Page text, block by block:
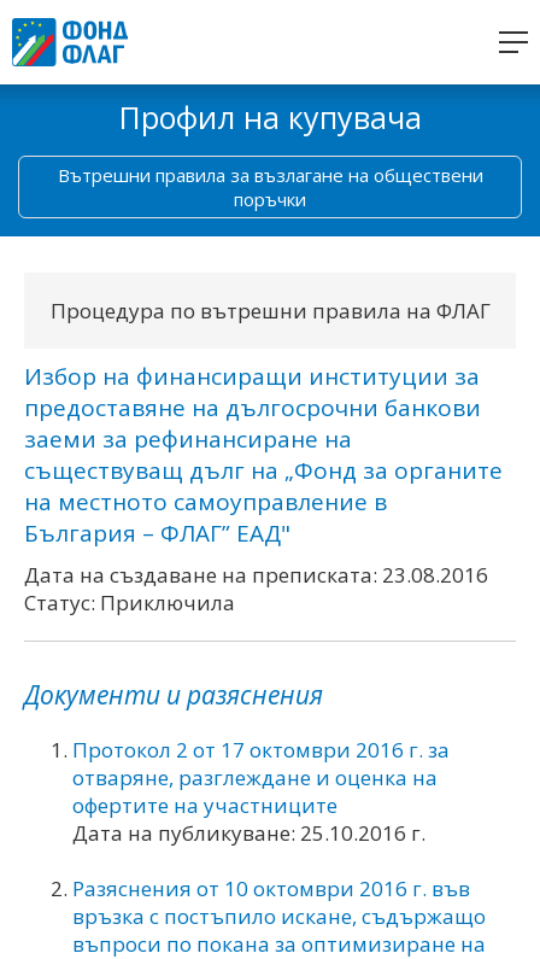
Профил на купувача
Вътрешни правила за възлагане на обществени
поръчки
Процедура по вътрешни правила на ФЛАГ
Избор на финансиращи институции за
предоставяне на дългосрочни банкови
заеми за рефинансиране на
съществуващ дълг на „Фонд за органите
на местното самоуправление в
България – ФЛАГ” ЕАД"
Дата на създаване на преписката: 23.08.2016
Статус: Приключила
Документи и разяснения
Протокол 2 от 17 октомври 2016 г. за
отваряне, разглеждане и оценка на
офертите на участниците
Дата на публикуване: 25.10.2016 г.
Разяснения от 10 октомври 2016 г. във
връзка с постъпило искане, съдържащо
въпроси по покана за оптимизиране на